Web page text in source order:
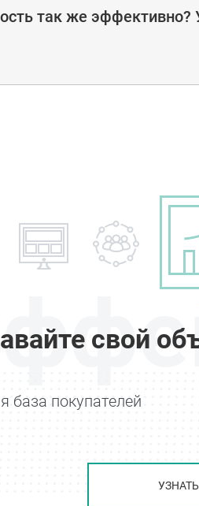
так же эффективно?
свой
база покупателей